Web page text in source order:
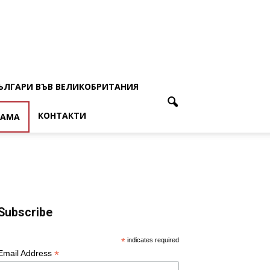
ВЪВ ВЕЛИКОБРИТАНИЯ
КОНТАКТИ
* indicates required
Address *